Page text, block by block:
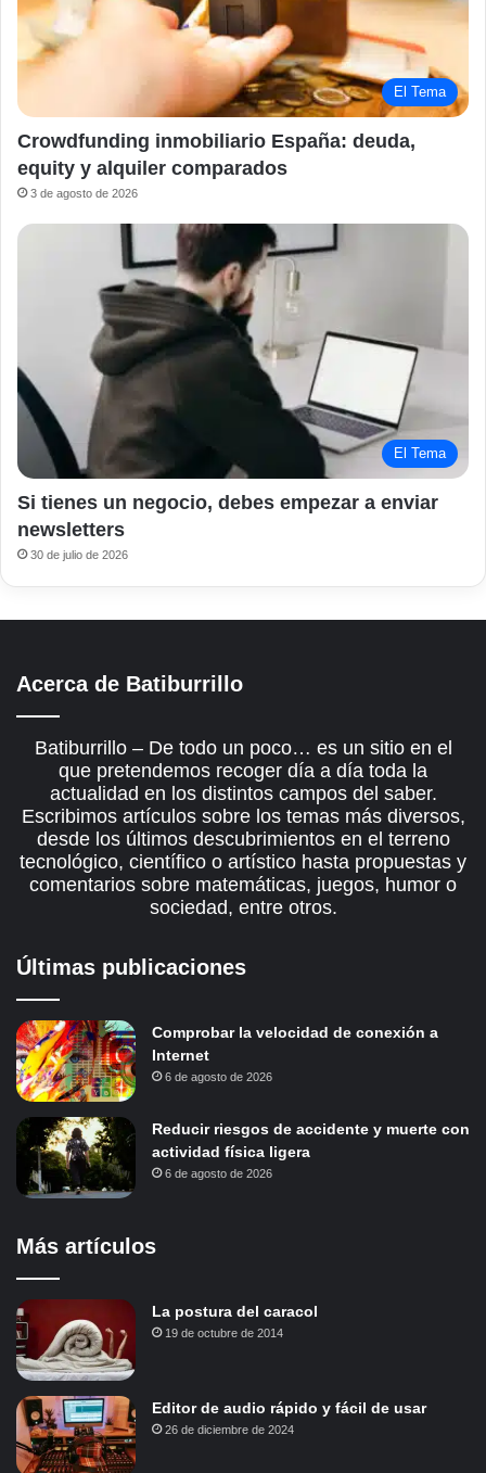
El Tema
Crowdfunding inmobiliario España: deuda,
equity y alquiler comparados
3 de agosto de 2026
El Tema
Si tienes un negocio, debes empezar a enviar
newsletters
30 de julio de 2026
Acerca de Batiburrillo
Batiburrillo – De todo un poco… es un sitio en el
que pretendemos recoger día a día toda la
actualidad en los distintos campos del saber.
Escribimos artículos sobre los temas más diversos,
desde los últimos descubrimientos en el terreno
tecnológico, científico o artístico hasta propuestas y
comentarios sobre matemáticas, juegos, humor o
sociedad, entre otros.
Últimas publicaciones
Comprobar la velocidad de conexión a
Internet
6 de agosto de 2026
Reducir riesgos de accidente y muerte con
actividad física ligera
6 de agosto de 2026
Más artículos
La postura del caracol
19 de octubre de 2014
Editor de audio rápido y fácil de usar
26 de diciembre de 2024